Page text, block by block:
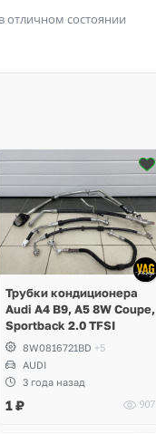
отличном состоянии
Трубки кондиционера
Audi A4 B9, A5 8W Coupe,
Sportback 2.0 TFSI
8W0816721BD +5
AUDI
3 года назад
1₽ 907